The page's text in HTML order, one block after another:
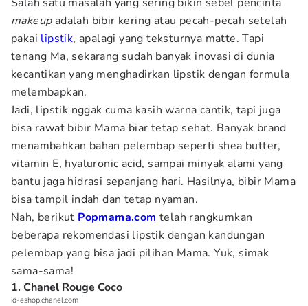
makeupadalah bibir kering atau pecah-pecah setelah
pakai lipstik, apalagi yang teksturnya matte. Tapi
tenang Ma, sekarang sudah banyak inovasi di dunia
kecantikan yang menghadirkan lipstik dengan formula
melembapkan.
Jadi, lipstik nggak cuma kasih warna cantik, tapi juga
bisa rawat bibir Mama biar tetap sehat. Banyak brand
menambahkan bahan pelembap seperti shea butter,
vitamin E, hyaluronic acid, sampai minyak alami yang
bantu jaga hidrasi sepanjang hari. Hasilnya, bibir Mama
bisa tampil indah dan tetap nyaman.
Nah, berikut Popmama.com telah rangkumkan
beberapa rekomendasi lipstik dengan kandungan
pelembap yang bisa jadi pilihan Mama. Yuk, simak
sama-sama!
1. Chanel Rouge Coco
id-eshop.chanel.com